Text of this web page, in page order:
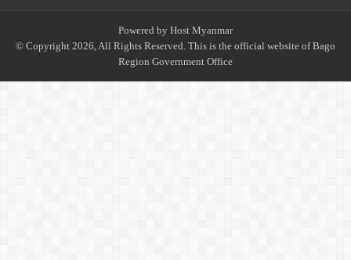
Powered by Host Myanmar
© Copyright 2026, All Rights Reserved. This is the official website of Bago
Region Government Office